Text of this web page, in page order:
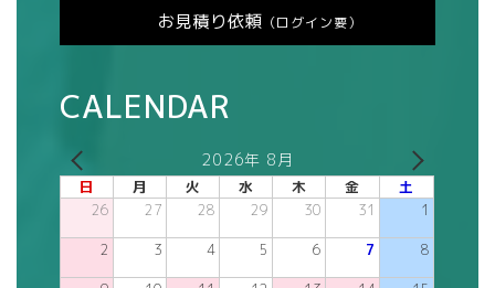
お見積り依頼 （ログイン要）
CALENDAR
2026年 8月
日 月 火 水 木 金 土
26 27 28 29 30 31 1
2 3 4 5 6 7 8